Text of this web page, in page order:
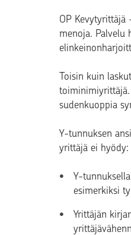
OP
menoja. Palvelu
Toisin kuin
toiminimiyrittäjä.
sudenkuoppia
Y-tunnuksen
yrittäjä ei hyödy:
Y-
esimerkiksi
Yrittäjän